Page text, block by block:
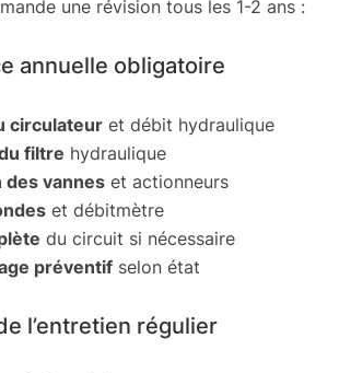
une révision tous les 1-2 ans :
annuelle obligatoire
circulateur et débit hydraulique
filtre hydraulique
vannes et actionneurs
et débitmètre
du circuit si nécessaire
préventif selon état
l’entretien régulier